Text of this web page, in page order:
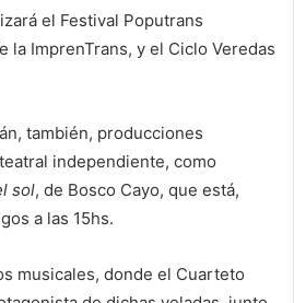
el Festival Poputrans
la ImprenTrans, y el Ciclo Veredas
también, producciones
independiente, como
sol, de Bosco Cayo, que está,
a las 15hs.
musicales, donde el Cuarteto